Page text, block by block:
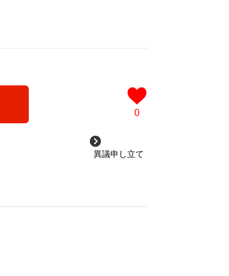
0
異議申し立て